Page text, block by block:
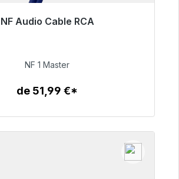
NF Audio Cable RCA
envío inmediato, plazo de entrega
99,00 €
NF 1 Master
de 51,99 €*